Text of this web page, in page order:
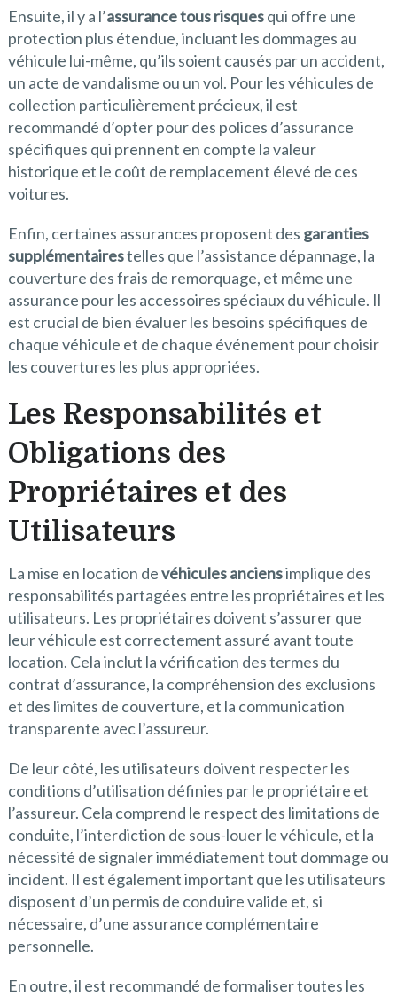
Ensuite, il y a l’assurance tous risquesqui offre une
protection plus étendue, incluant les dommages au
véhicule lui-même, qu’ils soient causés par un accident,
un acte de vandalisme ou un vol. Pour les véhicules de
collection particulièrement précieux, il est
recommandé d’opter pour des polices d’assurance
spécifiques qui prennent en compte la valeur
historique et le coût de remplacement élevé de ces
voitures.
Enfin, certaines assurances proposent des garanties
supplémentairestelles que l’assistance dépannage, la
couverture des frais de remorquage, et même une
assurance pour les accessoires spéciaux du véhicule. Il
est crucial de bien évaluer les besoins spécifiques de
chaque véhicule et de chaque événement pour choisir
les couvertures les plus appropriées.
Les Responsabilités et
Obligations des
Propriétaires et des
Utilisateurs
La mise en location devéhicules anciensimplique des
responsabilités partagées entre les propriétaires et les
utilisateurs. Les propriétaires doivent s’assurer que
leur véhicule est correctement assuré avant toute
location. Cela inclut la vérification des termes du
contrat d’assurance, la compréhension des exclusions
et des limites de couverture, et la communication
transparente avec l’assureur.
De leur côté, les utilisateurs doivent respecter les
conditions d’utilisation définies par le propriétaire et
l’assureur. Cela comprend le respect des limitations de
conduite, l’interdiction de sous-louer le véhicule, et la
nécessité de signaler immédiatement tout dommage ou
incident. Il est également important que les utilisateurs
disposent d’un permis de conduire valide et, si
nécessaire, d’une assurance complémentaire
personnelle.
En outre, il est recommandé de formaliser toutes les